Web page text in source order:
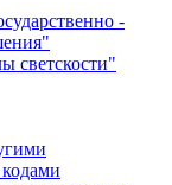
-
светскости"